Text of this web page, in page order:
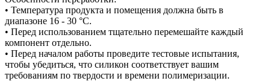
• Температура продукта и помещения должна быть в
диапазоне 16 - 30 °C.
• Перед использованием тщательно перемешайте каждый
компонент отдельно.
• Перед началом работы проведите тестовые испытания,
чтобы убедиться, что силикон соответствует вашим
требованиям по твердости и времени полимеризации.